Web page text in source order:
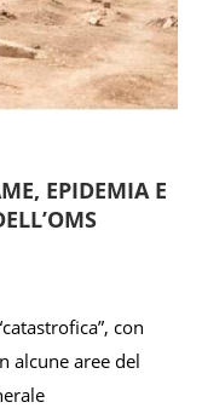
EPIDEMIA E
con
alcune aree del